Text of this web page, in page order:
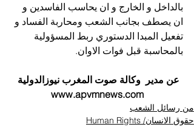
بالداخل و الخارج و ان يحاسب الفاسدين و
ان يصطف بجانب الشعب ومحاربة الفساد و
تفعيل المبدا الدستوري ربط المسؤولية
بالمحاسبة قبل فوات الاوان.
عن مدير  وكالة صوت المغرب نيوزالدولية
www.apvmnews.com
من رسائل الشعب
حقوق الانسان/ Human Rights